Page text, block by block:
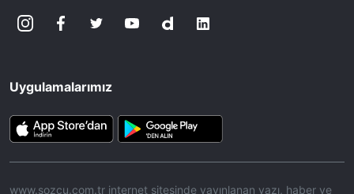
Uygulamalarımız
www.sozcu.com.tr internet sitesinde yayınlanan yazı, haber ve